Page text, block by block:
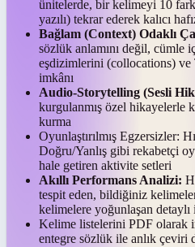
ünitelerde, bir kelimeyi 10
yazılı) tekrar ederek kalıcı
Bağlam (Context) Odaklı
sözlük anlamını değil, cümle
eşdizimlerini (collocations)
imkânı
Audio-Storytelling (Sesli
kurgulanmış özel hikayelerle
kurma
Oyunlaştırılmış Egzersizler:
Doğru/Yanlış gibi rekabetçi
hale getiren aktivite setleri
Akıllı Performans Analizi:
tespit eden, bildiğiniz
kelimelere yoğunlaşan detaylı
Kelime listelerini PDF olarak
entegre sözlük ile anlık çeviri